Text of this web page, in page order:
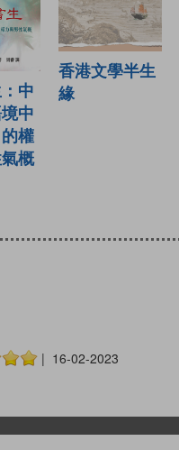
中
中
的權
概
香港文學半生
緣
| 16-02-2023